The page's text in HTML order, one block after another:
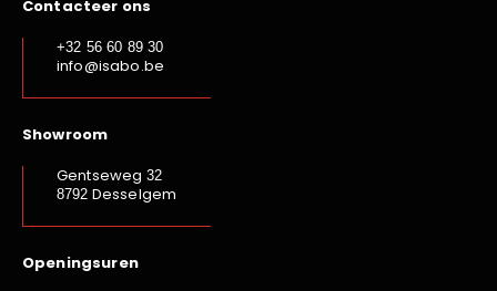
Contacteer ons
+32 56 60 89 30
info@isabo.be
Showroom
Gentseweg 32
8792 Desselgem
Openingsuren